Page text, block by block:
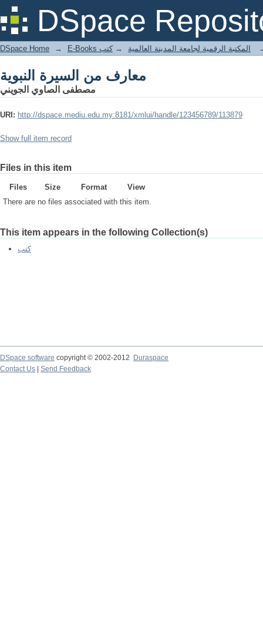
DSpace
معارف من السيرة النبوية
DSpace Home → E-Books المكتبة الرقمية لجامعة المدينة العالمية → كتب
معارف من السيرة النبوية
مصطفى الصاوي الجويني
URI: http://dspace.mediu.edu.my:8181/xmlui/handle/123456789/113879
Show full item record
Files in this item
Files Size Format
View
There are no files associated with this item.
This item appears in the following Collection(s)
كتب
DSpace software copyright © 2002-2012
Duraspace
Contact Us
Send Feedback